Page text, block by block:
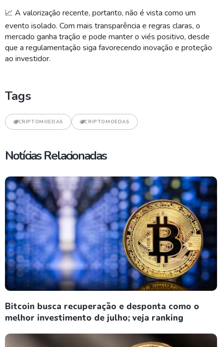
📈 A valorização recente, portanto, não é vista como um
evento isolado. Com mais transparência e regras claras, o
mercado ganha tração e pode manter o viés positivo, desde
que a regulamentação siga favorecendo inovação e proteção
ao investidor.
Tags
CRIPTOMOEDAS CRIPTOMOEDAS
Notícias Relacionadas
Bitcoin busca recuperação e desponta como o
melhor investimento de julho; veja ranking